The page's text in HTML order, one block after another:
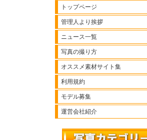
トップページ
管理人より挨拶
ニュース一覧
写真の撮り方
オススメ素材サイト集
利用規約
モデル募集
運営会社紹介